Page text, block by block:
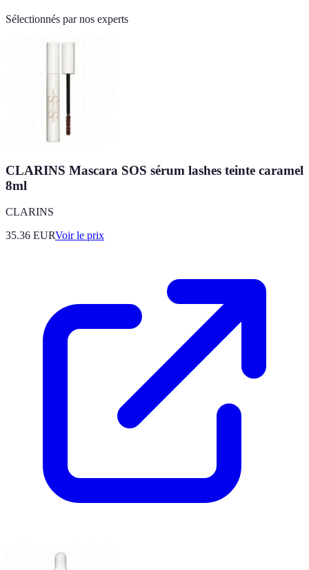
Sélectionnés par nos experts
CLARINS Mascara SOS sérum lashes teinte caramel
8ml
CLARINS
35.36 EURVoir le prix